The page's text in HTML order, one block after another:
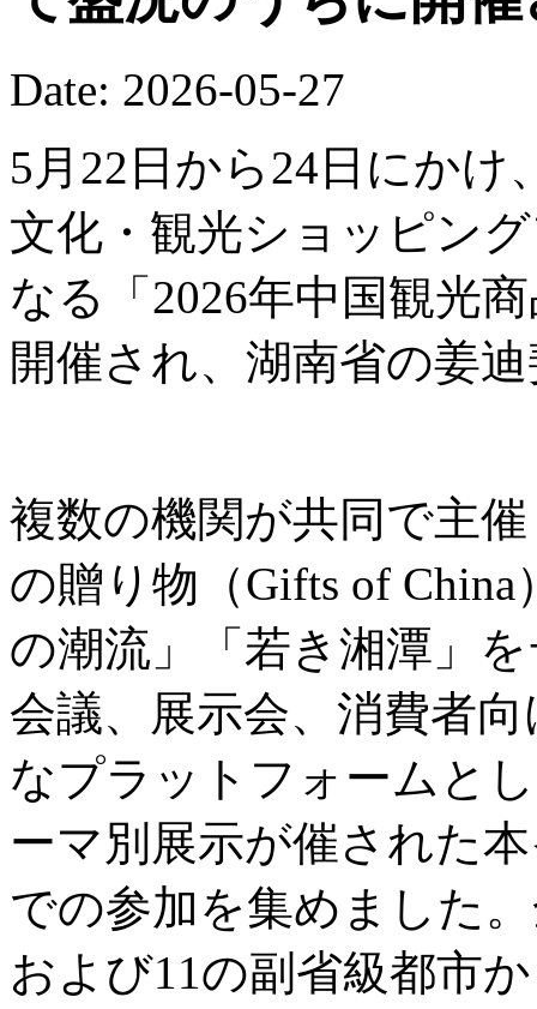
Date: 2026-05-27
5月22日から24日にかけ
文化・観光ショッピン
なる「2026年中国観光
開催され、湖南省の姜
複数の機関が共同で主
の贈り物（Gifts of
の潮流」「若き湘潭」
会議、展示会、消費者
なプラットフォームと
ーマ別展示が催された
での参加を集めました
および11の副省級都市